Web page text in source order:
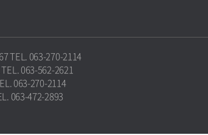
TEL. 063-270-2114
063-562-2621
063-270-2114
063-472-2893